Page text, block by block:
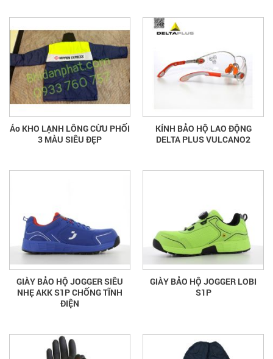
Áo KHO LẠNH LÔNG CỪU PHỐI
3 MÀU SIÊU ĐẸP
KÍNH BẢO HỘ LAO ĐỘNG
DELTA PLUS VULCANO2
GIÀY BẢO HỘ JOGGER SIÊU
NHẸ AKK S1P CHỐNG TĨNH
ĐIỆN
GIÀY BẢO HỘ JOGGER LOBI
S1P